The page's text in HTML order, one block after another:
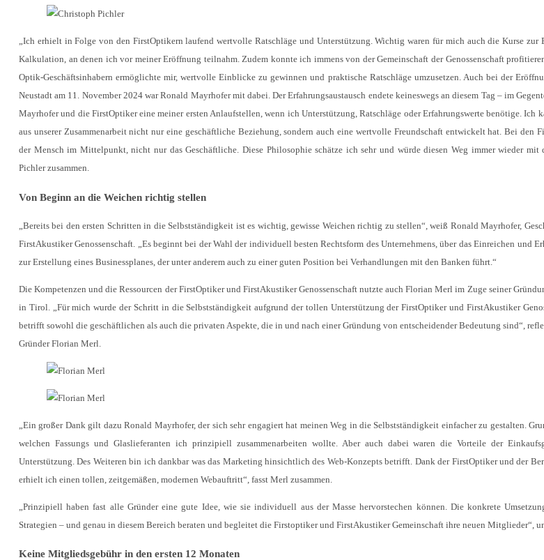
„Ich erhielt in Folge von den FirstOptikern laufend wertvolle Ratschläge und Unterstützung. Wichtig waren für mich auch die Kurse
Kalkulation, an denen ich vor meiner Eröffnung teilnahm. Zudem konnte ich immens von der Gemeinschaft der Genossenschaft
Optik-Geschäftsinhabern ermöglichte mir, wertvolle Einblicke zu gewinnen und praktische Ratschläge umzusetzen. Auch bei der
Neustadt am 11. November 2024 war Ronald Mayrhofer mit dabei. Der Erfahrungsaustausch endete keineswegs an diesem Tag – im
Mayrhofer und die FirstOptiker eine meiner ersten Anlaufstellen, wenn ich Unterstützung, Ratschläge oder Erfahrungswerte benötige. Ich
aus unserer Zusammenarbeit nicht nur eine geschäftliche Beziehung, sondern auch eine wertvolle Freundschaft entwickelt hat. Bei den
der Mensch im Mittelpunkt, nicht nur das Geschäftliche. Diese Philosophie schätze ich sehr und würde diesen Weg immer wieder mit
Pichler zusammen.
Von Beginn an die Weichen richtig stellen
„Bereits bei den ersten Schritten in die Selbstständigkeit ist es wichtig, gewisse Weichen richtig zu stellen“, weiß Ronald Mayrhofer,
FirstAkustiker Genossenschaft. „Es beginnt bei der Wahl der individuell besten Rechtsform des Unternehmens, über das Einreichen und
zur Erstellung eines Businessplanes, der unter anderem auch zu einer guten Position bei Verhandlungen mit den Banken führt.“
Die Kompetenzen und die Ressourcen der FirstOptiker und FirstAkustiker Genossenschaft nutzte auch Florian Merl im Zuge seiner
in Tirol. „Für mich wurde der Schritt in die Selbstständigkeit aufgrund der tollen Unterstützung der FirstOptiker und FirstAkustiker
betrifft sowohl die geschäftlichen als auch die privaten Aspekte, die in und nach einer Gründung von entscheidender Bedeutung sind“,
Gründer Florian Merl.
„Ein großer Dank gilt dazu Ronald Mayrhofer, der sich sehr engagiert hat meinen Weg in die Selbstständigkeit einfacher zu gestalten.
welchen Fassungs und Glaslieferanten ich prinzipiell zusammenarbeiten wollte. Aber auch dabei waren die Vorteile der
Unterstützung. Des Weiteren bin ich dankbar was das Marketing hinsichtlich des Web-Konzepts betrifft. Dank der FirstOptiker und der
erhielt ich einen tollen, zeitgemäßen, modernen Webauftritt“, fasst Merl zusammen.
„Prinzipiell haben fast alle Gründer eine gute Idee, wie sie individuell aus der Masse hervorstechen können. Die konkrete
Strategien – und genau in diesem Bereich beraten und begleitet die Firstoptiker und FirstAkustiker Gemeinschaft ihre neuen Mitglieder“,
Keine Mitgliedsgebühr in den ersten 12 Monaten